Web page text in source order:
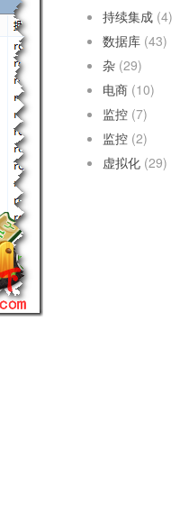
持续集成 (4)
数据库 (43)
杂 (29)
电商 (10)
监控 (7)
监控 (2)
虚拟化 (29)